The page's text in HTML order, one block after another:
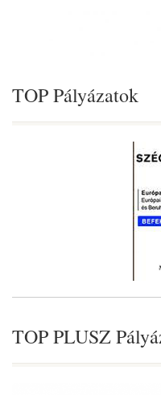
TOP Pályázatok
TOP PLUSZ